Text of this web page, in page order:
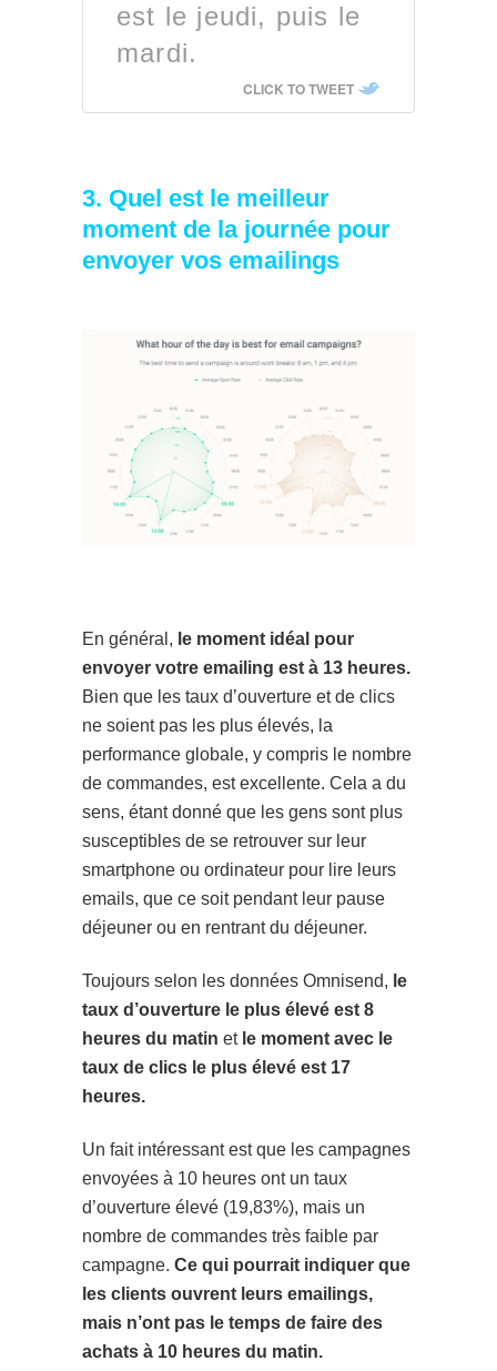
est le jeudi, puis le
mardi.
CLICK TO TWEET
3. Quel est le meilleur
moment de la journée pour
envoyer vos emailings
En général, le moment idéal pour
envoyer votre emailing est à 13 heures.
Bien que les taux d’ouverture et de clics
ne soient pas les plus élevés, la
performance globale, y compris le nombre
de commandes, est excellente. Cela a du
sens, étant donné que les gens sont plus
susceptibles de se retrouver sur leur
smartphone ou ordinateur pour lire leurs
emails, que ce soit pendant leur pause
déjeuner ou en rentrant du déjeuner.
Toujours selon les données Omnisend, le
taux d’ouverture le plus élevé est 8
heures du matin et le moment avec le
taux de clics le plus élevé est 17
heures.
Un fait intéressant est que les campagnes
envoyées à 10 heures ont un taux
d’ouverture élevé (19,83%), mais un
nombre de commandes très faible par
campagne. Ce qui pourrait indiquer que
les clients ouvrent leurs emailings,
mais n’ont pas le temps de faire des
achats à 10 heures du matin.